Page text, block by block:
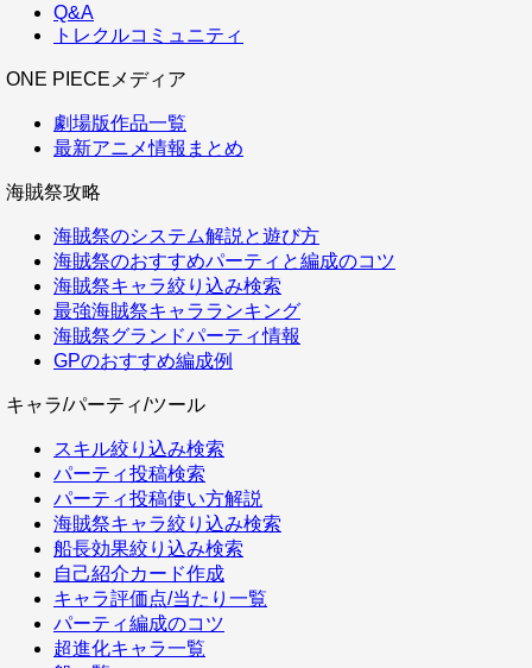
Q&A
トレクルコミュニティ
ONE PIECEメディア
劇場版作品一覧
最新アニメ情報まとめ
海賊祭攻略
海賊祭のシステム解説と遊び方
海賊祭のおすすめパーティと編成のコツ
海賊祭キャラ絞り込み検索
最強海賊祭キャラランキング
海賊祭グランドパーティ情報
GPのおすすめ編成例
キャラ/パーティ/ツール
スキル絞り込み検索
パーティ投稿検索
パーティ投稿使い方解説
海賊祭キャラ絞り込み検索
船長効果絞り込み検索
自己紹介カード作成
キャラ評価点/当たり一覧
パーティ編成のコツ
超進化キャラ一覧